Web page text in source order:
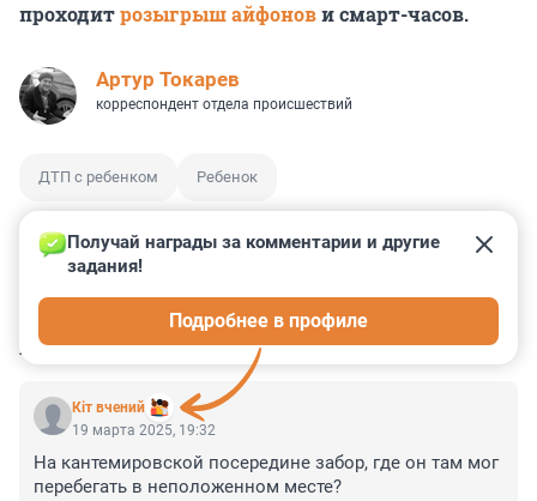
проходитрозыгрыш айфонови смарт-часов.
Артур Токарев
корреспондент отдела происшествий
ДТП с ребенком Ребенок
КОММЕНТАРИИ 7
Кiт вчений
Получай награды за комментарии и другие
задания!
Подробнее в профиле
19 марта 2025, 19:32
На кантемировской посередине забор, где он там мог
перебегать в неположенном месте?